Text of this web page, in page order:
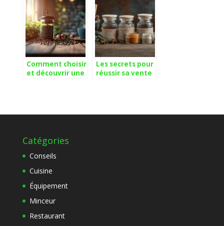
asiatique en
ligne ?
Comment choisir
et découvrir une
Les secrets pour
réussir sa vente
Catégories
Conseils
Cuisine
Équipement
Minceur
Restaurant